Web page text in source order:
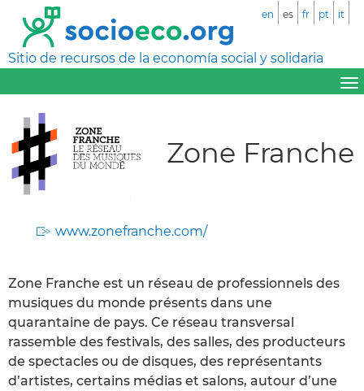
Sitio de recursos de la economía social y solidaria
en es fr pt it
Zone Franche
www.zonefranche.com/
Zone Franche est un réseau de professionnels des
musiques du monde présents dans une
quarantaine de pays. Ce réseau transversal
rassemble des festivals, des salles, des producteurs
de spectacles ou de disques, des représentants
d’artistes, certains médias et salons, autour d’une